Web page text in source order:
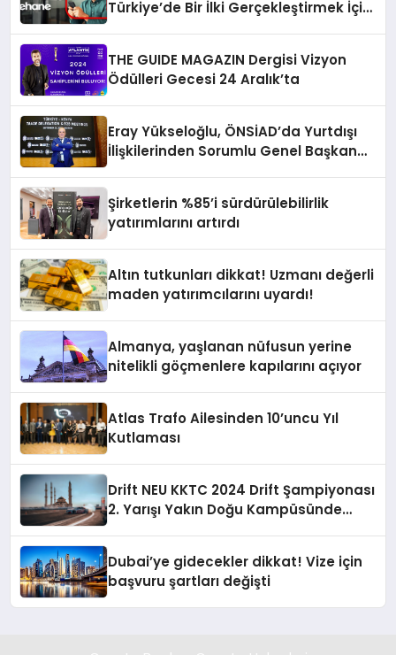
Türkiye’de Bir İlki Gerçekleştirmek İçin
THE GUIDE MAGAZIN Dergisi Vizyon
Ödülleri Gecesi 24 Aralık’ta
Eray Yükseloğlu, ÖNSİAD’da Yurtdışı
İlişkilerinden Sorumlu Genel Başkan
Şirketlerin %85’i sürdürülebilirlik
yatırımlarını artırdı
Altın tutkunları dikkat! Uzmanı değerli
maden yatırımcılarını uyardı!
Almanya, yaşlanan nüfusun yerine
nitelikli göçmenlere kapılarını açıyor
Atlas Trafo Ailesinden 10’uncu Yıl
Kutlaması
Drift NEU KKTC 2024 Drift Şampiyonası
2. Yarışı Yakın Doğu Kampüsünde
Dubai’ye gidecekler dikkat! Vize için
başvuru şartları değişti